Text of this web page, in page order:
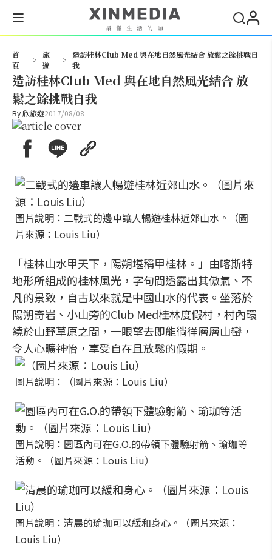
首
頁
>
旅
遊
>
造訪桂林Club Med 與在地自然風光結合 放鬆之餘挑戰自
我
造訪桂林Club Med 與在地自然風光結合 放
鬆之餘挑戰自我
By欣旅遊2017/08/08
圖片說明：二戰式的邊車讓人暢遊桂林近郊山水。（圖
片來源：Louis Liu）
「桂林山水甲天下，陽朔堪稱甲桂林。」由喀斯特
地形所組成的桂林風光，字句間透露出其傲氣、不
凡的景致，自古以來就是中國山水的代表。坐落於
陽朔奇岩、小山旁的Club Med桂林度假村，村內環
繞於山野草原之間，一眼望去即能徜徉層層山巒，
令人心曠神怡，享受自在且放鬆的假期。
圖片說明：（圖片來源：Louis Liu）
圖片說明：園區內可在G.O.的帶領下體驗射箭、瑜珈等
活動。（圖片來源：Louis Liu）
圖片說明：清晨的瑜珈可以緩和身心。（圖片來源：
Louis Liu）